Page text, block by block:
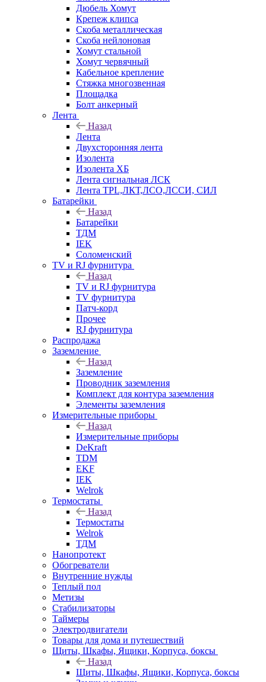
Дюбель Хомут
Крепеж клипса
Скоба металлическая
Скоба нейлоновая
Хомут стальной
Хомут червячный
Кабельное крепление
Стяжка многозвенная
Площадка
Болт анкерный
Лента
Назад
Лента
Двухсторонняя лента
Изолента
Изолента ХБ
Лента сигнальная ЛСК
Лента TPL,ЛКТ,ЛСО,ЛССИ, СИЛ
Батарейки
Назад
Батарейки
ТДМ
IEK
Соломенский
TV и RJ фурнитура
Назад
TV и RJ фурнитура
TV фурнитура
Патч-корд
Прочее
RJ фурнитура
Распродажа
Заземление
Назад
Заземление
Проводник заземления
Комплект для контура заземления
Элементы заземления
Измерительные приборы
Назад
Измерительные приборы
DeKraft
TDM
EKF
IEK
Welrok
Термостаты
Назад
Термостаты
Welrok
ТДМ
Нанопротект
Обогреватели
Внутренние нужды
Теплый пол
Метизы
Стабилизаторы
Таймеры
Электродвигатели
Товары для дома и путешествий
Щиты, Шкафы, Ящики, Корпуса, боксы
Назад
Щиты, Шкафы, Ящики, Корпуса, боксы